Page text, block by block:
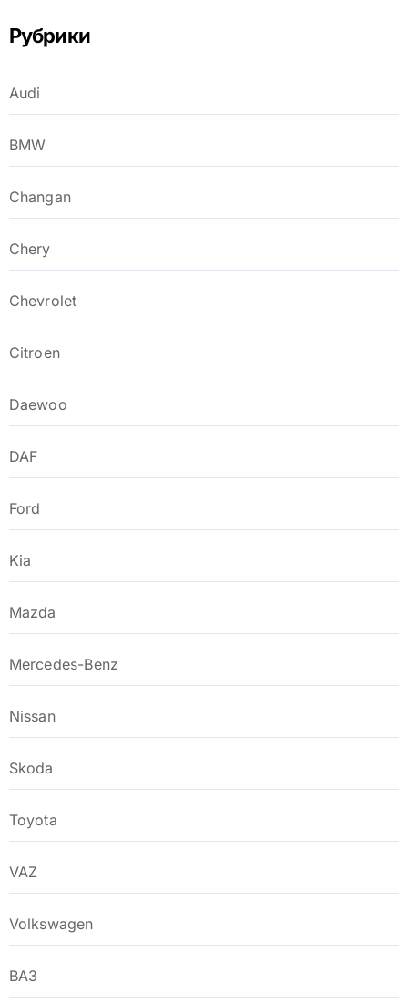
Рубрики
Audi
BMW
Changan
Chery
Chevrolet
Citroen
Daewoo
DAF
Ford
Kia
Mazda
Mercedes-Benz
Nissan
Skoda
Toyota
VAZ
Volkswagen
ВАЗ